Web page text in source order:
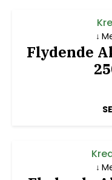
Flydende